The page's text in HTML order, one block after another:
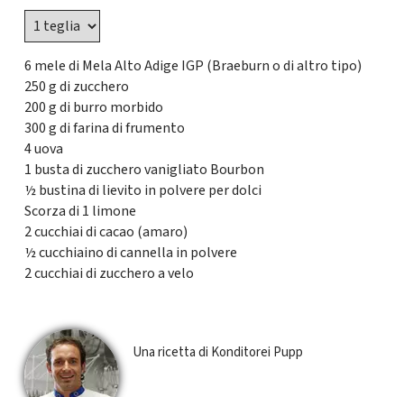
6 mele di Mela Alto Adige IGP (Braeburn o di altro tipo)
250 g di zucchero
200 g di burro morbido
300 g di farina di frumento
4 uova
1 busta di zucchero vanigliato Bourbon
½ bustina di lievito in polvere per dolci
Scorza di 1 limone
2 cucchiai di cacao (amaro)
½ cucchiaino di cannella in polvere
2 cucchiai di zucchero a velo
Una ricetta di Konditorei Pupp